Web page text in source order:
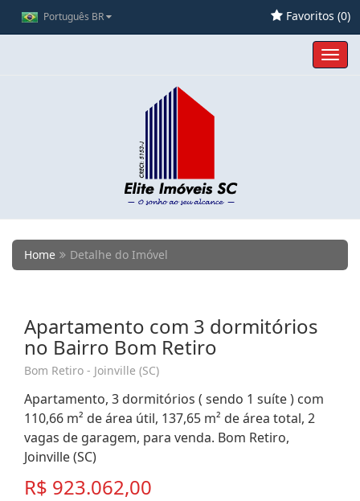
Português BR Favoritos (0)
Home Detalhe do Imóvel
Apartamento com 3 dormitórios
no Bairro Bom Retiro
Bom Retiro - Joinville (SC)
Apartamento, 3 dormitórios ( sendo 1 suíte ) com
110,66 m² de área útil, 137,65 m² de área total, 2
vagas de garagem, para venda. Bom Retiro,
Joinville (SC)
R$ 923.062,00